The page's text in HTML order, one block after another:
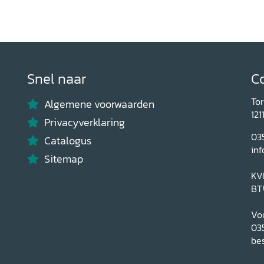
Snel naar
Algemene voorwaarden
Privacyverklaring
Catalogus
Sitemap